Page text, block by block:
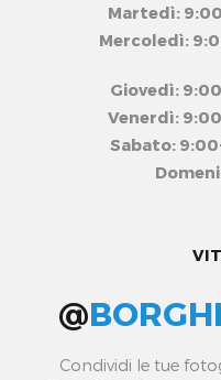
Martedì:
Mercoledì:
Giovedì:
Venerdì:
Sabato:
@
Condividi le tue